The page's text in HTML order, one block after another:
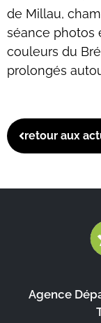
de Millau,
séance photos
couleurs du
prolongés
retour aux
Agence